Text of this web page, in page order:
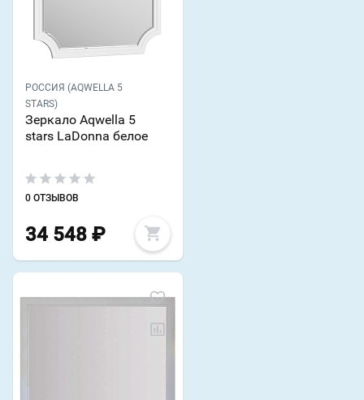
РОССИЯ (AQWELLA 5
STARS)
Зеркало Aqwella 5
stars LaDonna белое
0 ОТЗЫВОВ
34 548 ₽